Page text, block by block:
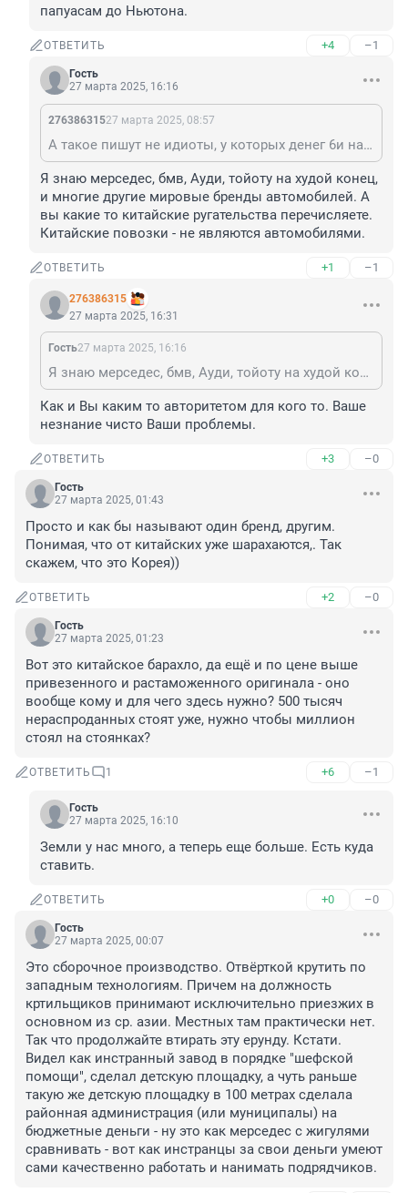
папуасам до Ньютона.
ОТВЕТИТЬ +4 –1
Гость
27 марта 2025, 16:16
27638631527 марта 2025, 08:57
А такое пишут не идиоты, у которых денег 6и на какой шлак нет. Вы в лисяне, воя, гаке гусе, джили монжаро хотябы сидели, а не то, что бы ездили? До китайского шлака нынешнего вазу и уазу как папуасам до Ньютона.
Я знаю мерседес, бмв, Ауди, тойоту на худой конец,
и многие другие мировые бренды автомобилей. А
вы какие то китайские ругательства перечисляете.
Китайские повозки - не являются автомобилями.
ОТВЕТИТЬ +1 –1
276386315
27 марта 2025, 16:31
Гость27 марта 2025, 16:16
Я знаю мерседес, бмв, Ауди, тойоту на худой конец, и многие другие мировые бренды автомобилей. А вы какие то китайские ругательства перечисляете. Китайские повозки - не являются автомобилями.
Как и Вы каким то авторитетом для кого то. Ваше
незнание чисто Ваши проблемы.
ОТВЕТИТЬ +3 –0
Гость
27 марта 2025, 01:43
Просто и как бы называют один бренд, другим.
Понимая, что от китайских уже шарахаются,. Так
скажем, что это Корея))
ОТВЕТИТЬ +2 –0
Гость
27 марта 2025, 01:23
Вот это китайское барахло, да ещё и по цене выше
привезенного и растаможенного оригинала - оно
вообще кому и для чего здесь нужно? 500 тысяч
нераспроданных стоят уже, нужно чтобы миллион
стоял на стоянках?
ОТВЕТИТЬ 1 +6 –1
Гость
27 марта 2025, 16:10
Земли у нас много, а теперь еще больше. Есть куда
ставить.
ОТВЕТИТЬ +0 –0
Гость
27 марта 2025, 00:07
Это сборочное производство. Отвёрткой крутить по
западным технологиям. Причем на должность
кртильщиков принимают исключительно приезжих в
основном из ср. азии. Местных там практически нет.
Так что продолжайте втирать эту ерунду. Кстати.
Видел как инстранный завод в порядке "шефской
помощи", сделал детскую площадку, а чуть раньше
такую же детскую площадку в 100 метрах сделала
районная администрация (или муниципалы) на
бюджетные деньги - ну это как мерседес с жигулями
сравнивать - вот как инстранцы за свои деньги умеют
сами качественно работать и нанимать подрядчиков.